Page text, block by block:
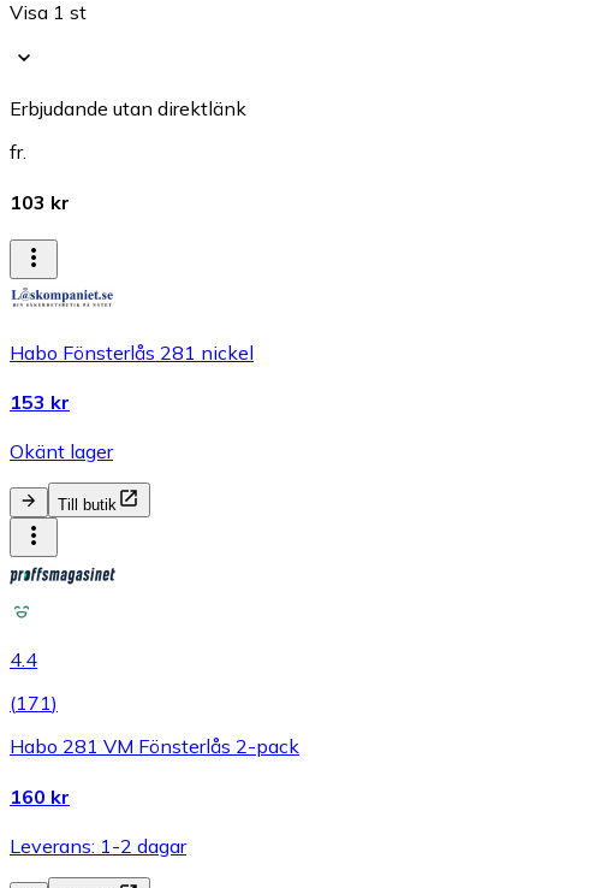
Visa 1 st
Erbjudande utan direktlänk
fr.
103 kr
Habo Fönsterlås 281 nickel
153 kr
Okänt lager
Till butik
4.4
(171)
Habo 281 VM Fönsterlås 2-pack
160 kr
Leverans: 1-2 dagar